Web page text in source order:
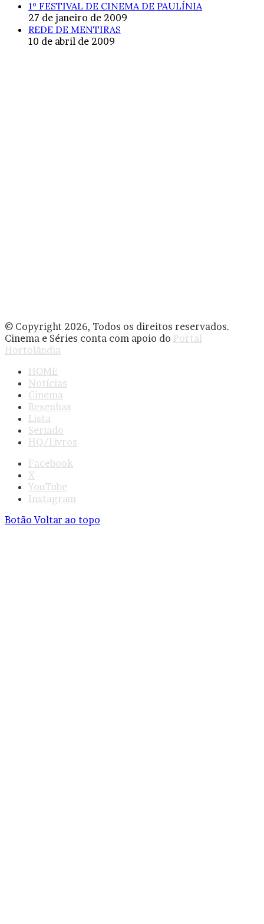
1º FESTIVAL DE CINEMA DE PAULÍNIA
27 de janeiro de 2009
REDE DE MENTIRAS
10 de abril de 2009
© Copyright 2026, Todos os direitos reservados.
Cinema e Séries conta com apoio do Portal
Hortolândia
HOME
Notícias
Cinema
Resenhas
Lista
Seriado
HQ/Livros
Facebook
X
YouTube
Instagram
Botão Voltar ao topo